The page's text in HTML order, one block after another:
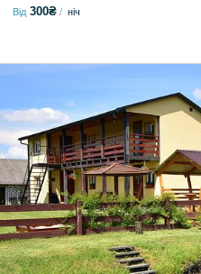
Від 300₴ ніч